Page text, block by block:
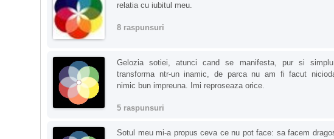
relatia cu iubitul meu.
8 raspunsuri
Gelozia sotiei, atunci cand se manifesta, pur si
transforma ntr-un inamic, de parca nu am fi facut
nimic bun impreuna. Imi reproseaza orice.
5 raspunsuri
Sotul meu mi-a propus ceva ce nu pot face: sa facem